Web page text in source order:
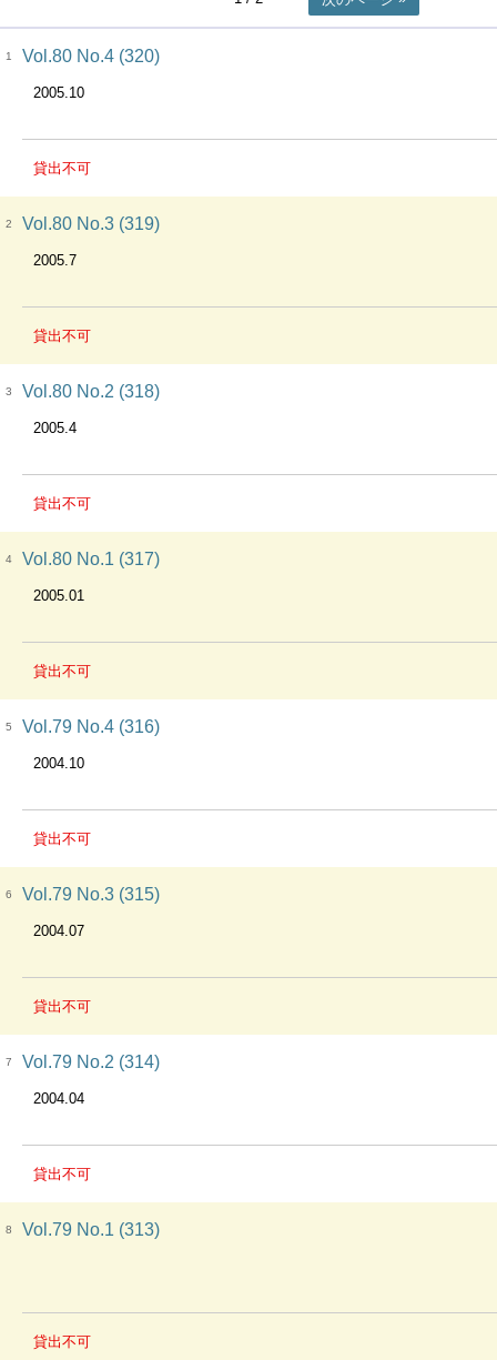
1 Vol.80 No.4 (320)
2005.10
貸出不可
2 Vol.80 No.3 (319)
2005.7
貸出不可
3 Vol.80 No.2 (318)
2005.4
貸出不可
4 Vol.80 No.1 (317)
2005.01
貸出不可
5 Vol.79 No.4 (316)
2004.10
貸出不可
6 Vol.79 No.3 (315)
2004.07
貸出不可
7 Vol.79 No.2 (314)
2004.04
貸出不可
8 Vol.79 No.1 (313)
貸出不可